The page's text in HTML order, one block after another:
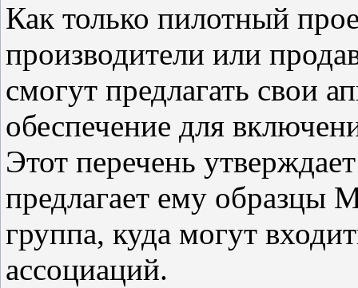
Как только пилотный
производители или
смогут предлагать свои
обеспечение для
Этот перечень
предлагает ему образцы
группа, куда могут
ассоциаций.